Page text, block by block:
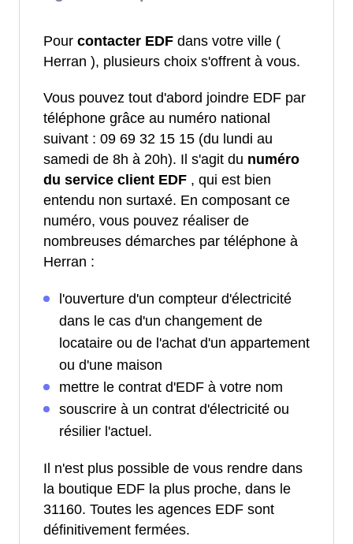
Pour contacter EDF dans votre ville (
Herran ), plusieurs choix s'offrent à vous.
Vous pouvez tout d'abord joindre EDF par
téléphone grâce au numéro national
suivant : 09 69 32 15 15 (du lundi au
samedi de 8h à 20h). Il s'agit du numéro
du service client EDF , qui est bien
entendu non surtaxé. En composant ce
numéro, vous pouvez réaliser de
nombreuses démarches par téléphone à
Herran :
l'ouverture d'un compteur d'électricité
dans le cas d'un changement de
locataire ou de l'achat d'un appartement
ou d'une maison
mettre le contrat d'EDF à votre nom
souscrire à un contrat d'électricité ou
résilier l'actuel.
Il n'est plus possible de vous rendre dans
la boutique EDF la plus proche, dans le
31160. Toutes les agences EDF sont
définitivement fermées.